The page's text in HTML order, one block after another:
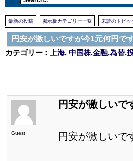
最新の投稿 掲示板カテゴリー一覧 未読のトピッ
円安が激しいですが今1元何円で
カテゴリー：
上海, 中国株,金融,為替,
Guest
円安が激しいで
円安が激しいで